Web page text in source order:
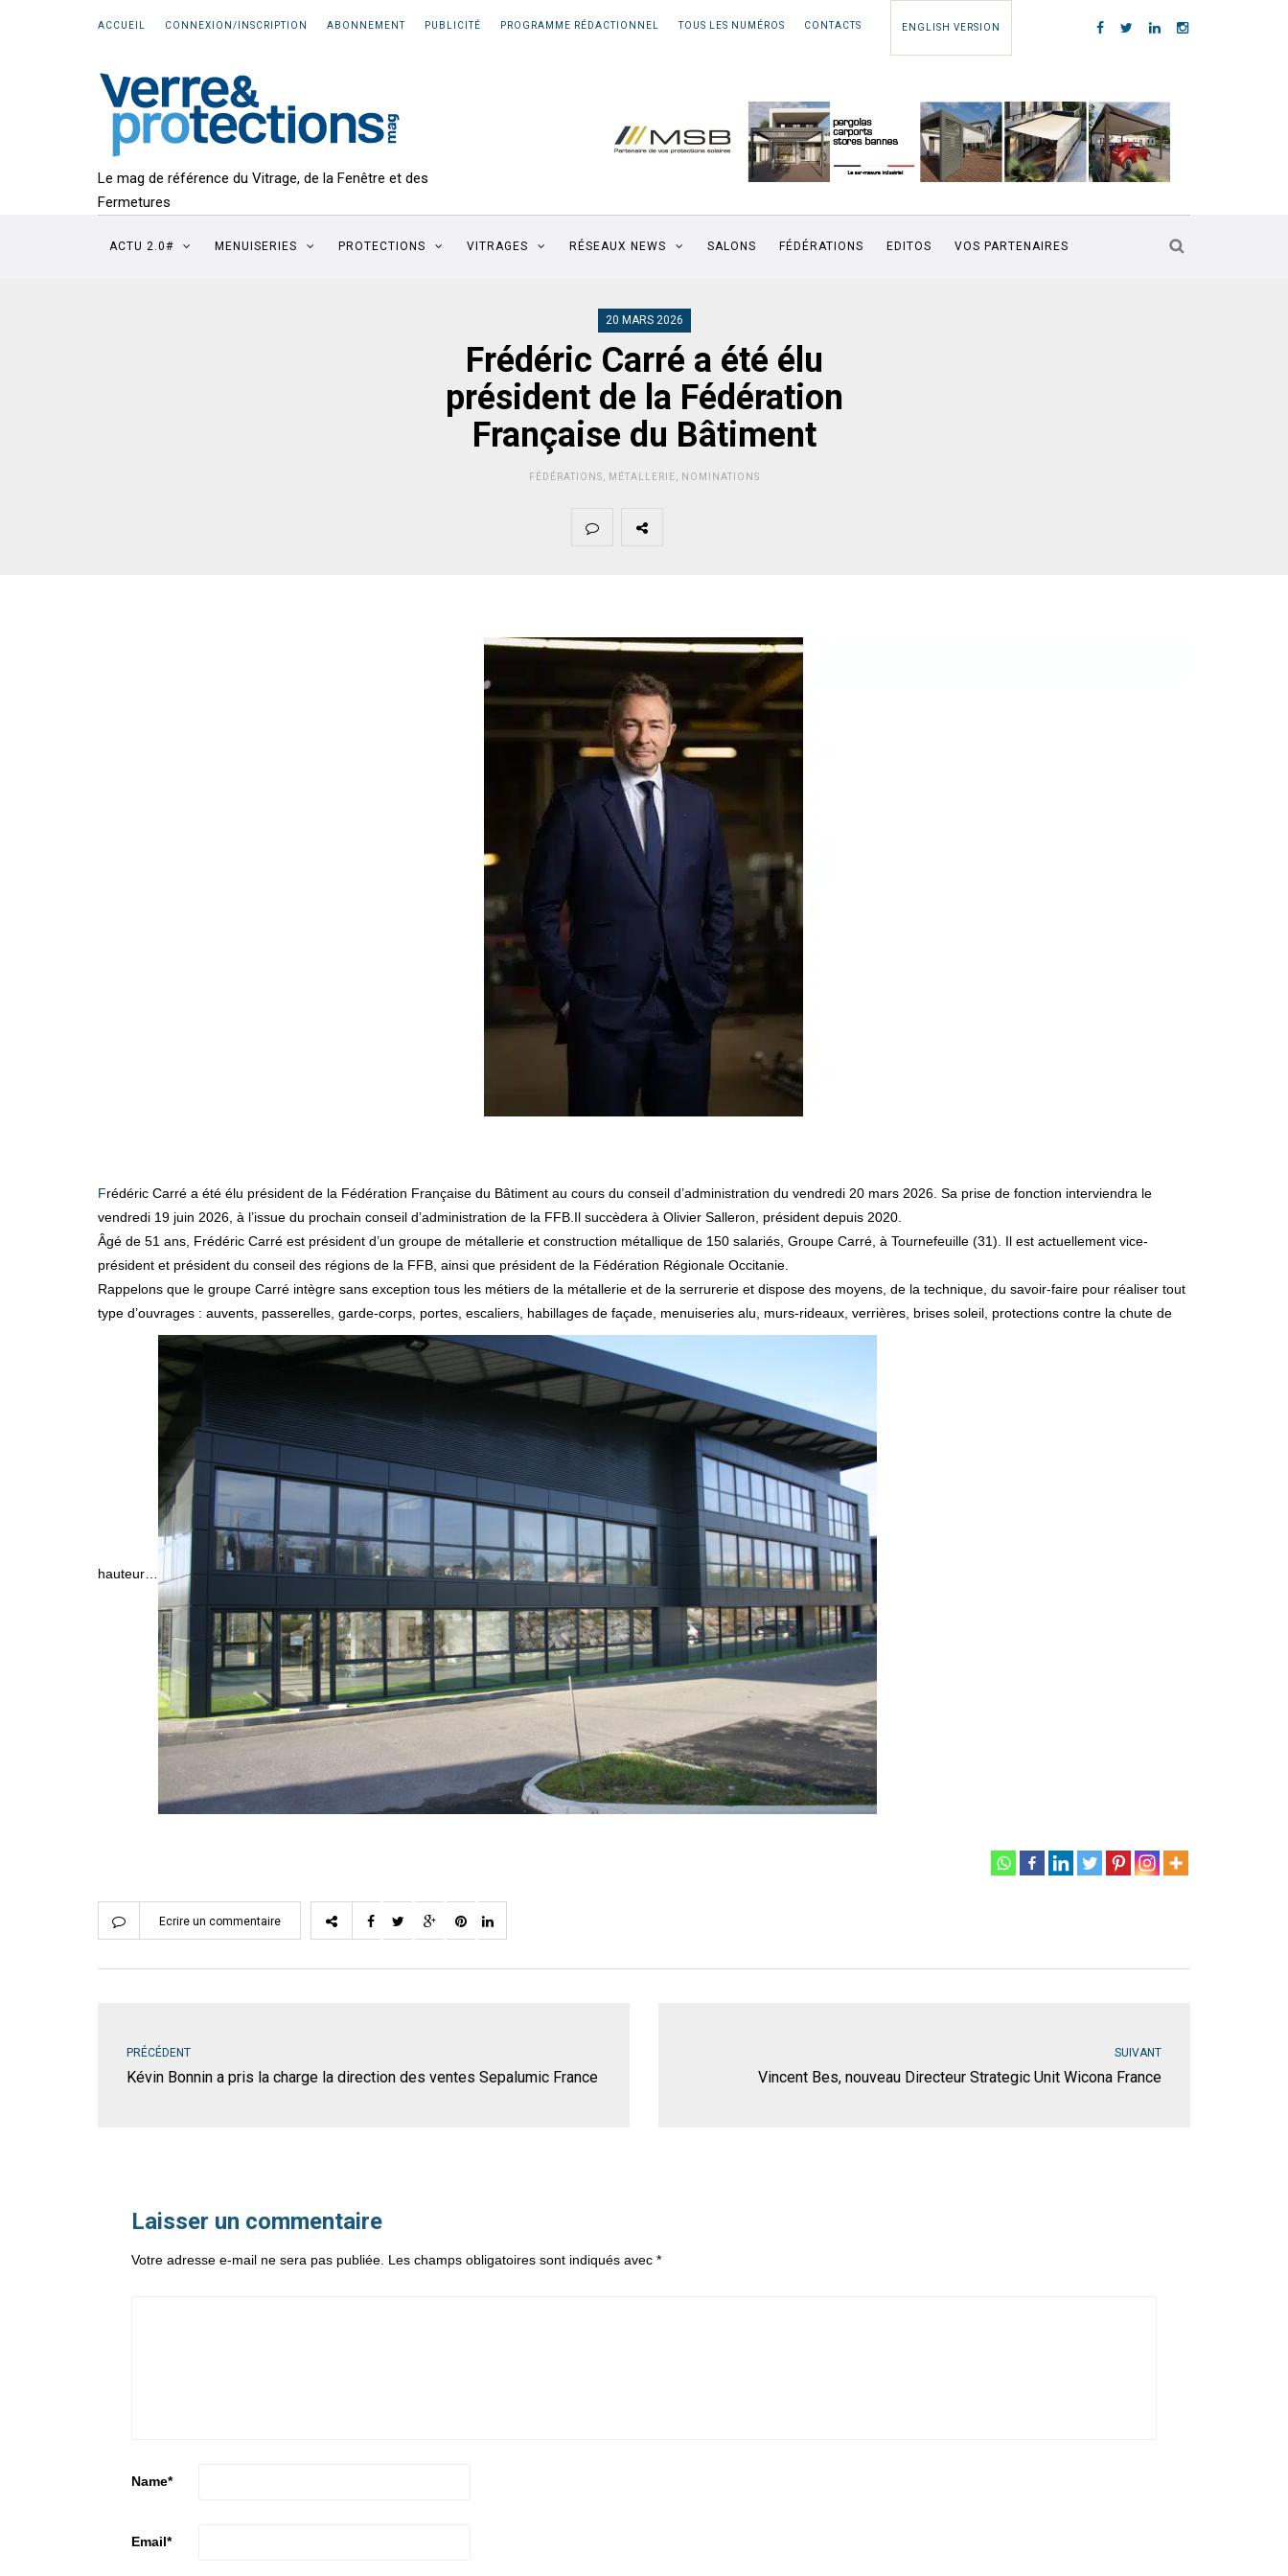
ACCUEIL CONNEXION/INSCRIPTION ABONNEMENT PUBLICITÉ PROGRAMME RÉDACTIONNEL TOUS LES NUMÉROS CONTACTS ENGLISH VERSION
Le mag de référence du Vitrage, de la Fenêtre et des
Fermetures
ACTU 2.0# MENUISERIES PROTECTIONS VITRAGES RÉSEAUX NEWS SALONS FÉDÉRATIONS EDITOS VOS PARTENAIRES
20 MARS 2026
Frédéric Carré a été élu
président de la Fédération
Française du Bâtiment
FÉDÉRATIONS MÉTALLERIE NOMINATIONS
Frédéric Carré a été élu président de la Fédération Française du Bâtiment au cours du conseil d’administration du vendredi 20 mars 2026. Sa prise de fonction interviendra le
vendredi 19 juin 2026, à l’issue du prochain conseil d’administration de la FFB.Il succèdera à Olivier Salleron, président depuis 2020.
Âgé de 51 ans, Frédéric Carré est président d’un groupe de métallerie et construction métallique de 150 salariés, Groupe Carré, à Tournefeuille (31). Il est actuellement vice-
président et président du conseil des régions de la FFB, ainsi que président de la Fédération Régionale Occitanie.
Rappelons que le groupe Carré intègre sans exception tous les métiers de la métallerie et de la serrurerie et dispose des moyens, de la technique, du savoir-faire pour réaliser tout
type d’ouvrages : auvents, passerelles, garde-corps, portes, escaliers, habillages de façade, menuiseries alu, murs-rideaux, verrières, brises soleil, protections contre la chute de
hauteur…
Ecrire un commentaire
PRÉCÉDENT
Kévin Bonnin a pris la charge la direction des ventes Sepalumic France
SUIVANT
Vincent Bes, nouveau Directeur Strategic Unit Wicona France
Laisser un commentaire
Votre adresse e-mail ne sera pas publiée. Les champs obligatoires sont indiqués avec *
Name*
Email*